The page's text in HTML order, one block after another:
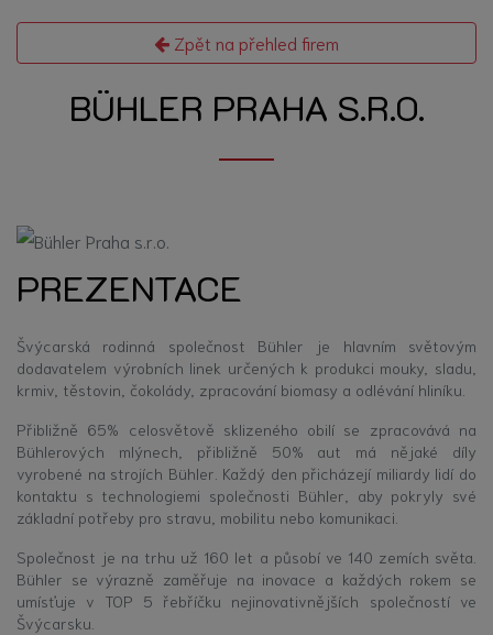
Zpět na přehled firem
BÜHLER PRAHA S.R.O.
PREZENTACE
Švýcarská rodinná společnost Bühler je hlavním světovým
dodavatelem výrobních linek určených k produkci mouky, sladu,
krmiv, těstovin, čokolády, zpracování biomasy a odlévání hliníku.
Přibližně 65% celosvětově sklizeného obilí se zpracovává na
Bühlerových mlýnech, přibližně 50% aut má nějaké díly
vyrobené na strojích Bühler. Každý den přicházejí miliardy lidí do
kontaktu s technologiemi společnosti Bühler, aby pokryly své
základní potřeby pro stravu, mobilitu nebo komunikaci.
Společnost je na trhu už 160 let a působí ve 140 zemích světa.
Bühler se výrazně zaměřuje na inovace a každých rokem se
umísťuje v TOP 5 řebříčku nejinovativnějších společností ve
Švýcarsku.